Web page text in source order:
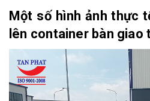
Một số hình ảnh thực
lên container bàn giao